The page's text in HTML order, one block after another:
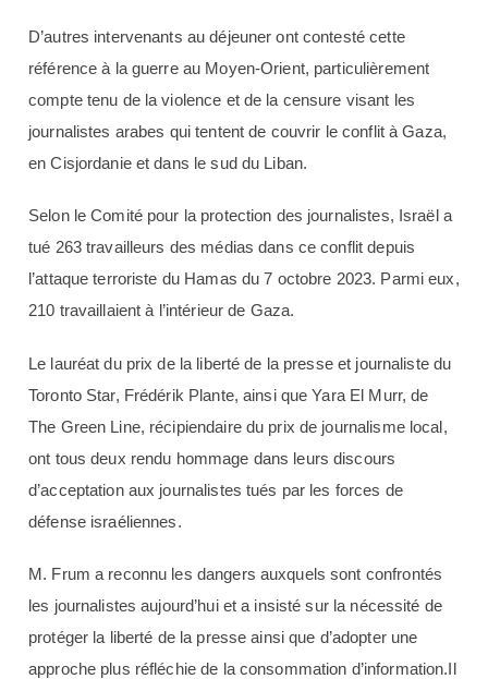
D’autres intervenants au déjeuner ont contesté cette
référence à la guerre au Moyen-Orient, particulièrement
compte tenu de la violence et de la censure visant les
journalistes arabes qui tentent de couvrir le conflit à Gaza,
en Cisjordanie et dans le sud du Liban.
Selon le Comité pour la protection des journalistes, Israël a
tué 263 travailleurs des médias dans ce conflit depuis
l’attaque terroriste du Hamas du 7 octobre 2023. Parmi eux,
210 travaillaient à l’intérieur de Gaza.
Le lauréat du prix de la liberté de la presse et journaliste du
Toronto Star, Frédérik Plante, ainsi que Yara El Murr, de
The Green Line, récipiendaire du prix de journalisme local,
ont tous deux rendu hommage dans leurs discours
d’acceptation aux journalistes tués par les forces de
défense israéliennes.
M. Frum a reconnu les dangers auxquels sont confrontés
les journalistes aujourd’hui et a insisté sur la nécessité de
protéger la liberté de la presse ainsi que d’adopter une
approche plus réfléchie de la consommation d’information.Il